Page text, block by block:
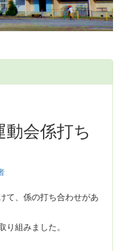
動会係打ち
て、係の打ち合わせがあ
組みました。